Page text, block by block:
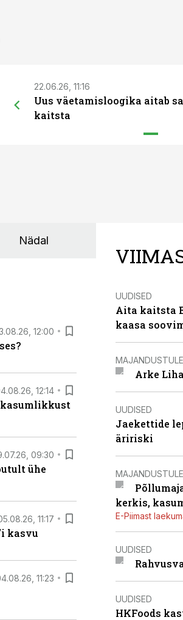
22.06.26, 11:16
Uus väetamisloogika aitab
kaitsta
Nädal
12:00
12:14
09:30
ühe
11:17
kasvu
11:23
UUDISED
Aita kaitsta
kaasa
Arke
UUDISED
Jaekettide
äririski
kerkis,
E-Piimast
UUDISED
UUDISED
HKFoods